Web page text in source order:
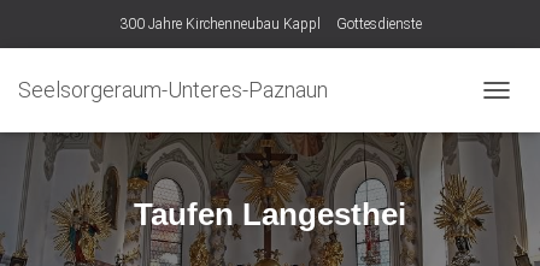
300 Jahre Kirchenneubau Kappl Gottesdienste
Seelsorgeraum-Unteres-Paznaun
Taufen Langesthei